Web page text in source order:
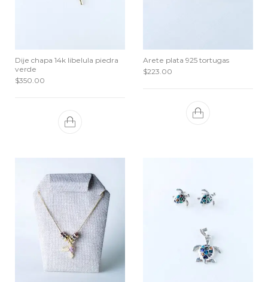
Dije chapa 14k libelula piedra
verde
$350.00
Arete plata 925 tortugas
$223.00